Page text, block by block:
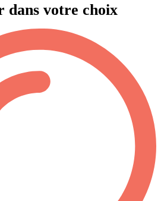
dans votre choix